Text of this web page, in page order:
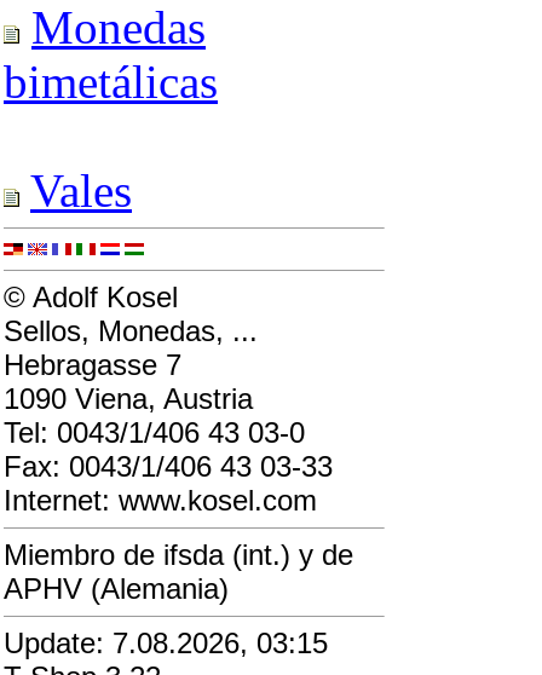
Monedas
bimetálicas
Vales
© Adolf Kosel
Sellos, Monedas, ...
Hebragasse 7
1090 Viena, Austria
Tel: 0043/1/406 43 03-0
Fax: 0043/1/406 43 03-33
Internet: www.kosel.com
Miembro de ifsda (int.) y de
APHV (Alemania)
Update: 7.08.2026, 03:15